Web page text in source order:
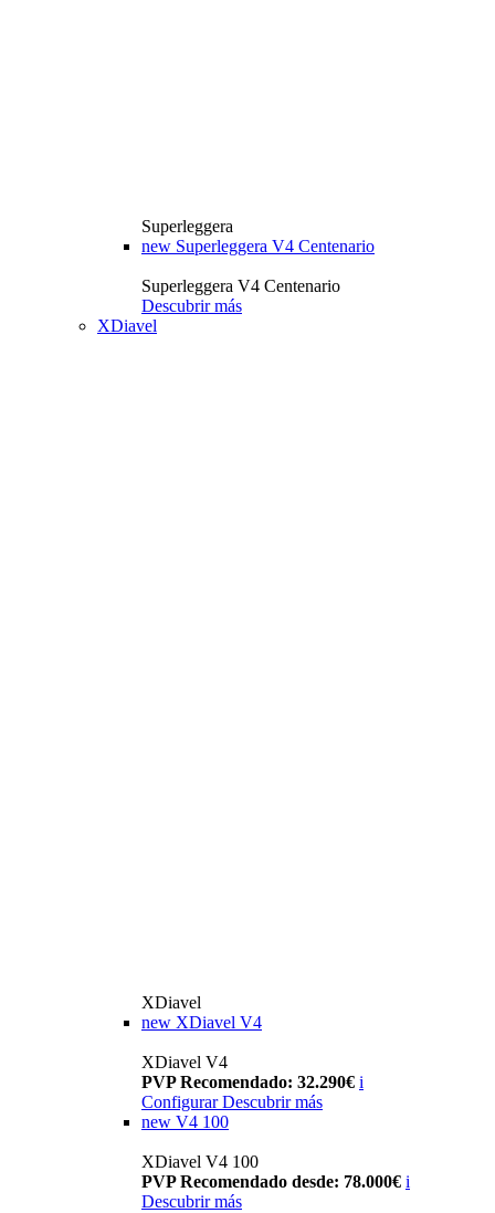
Superleggera
new Superleggera V4 Centenario
Superleggera V4 Centenario
Descubrir más
XDiavel
XDiavel
new XDiavel V4
XDiavel V4
PVP Recomendado: 32.290€ i
Configurar Descubrir más
new V4 100
XDiavel V4 100
PVP Recomendado desde: 78.000€ i
Descubrir más